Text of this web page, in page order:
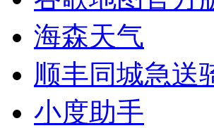
海森天气
顺丰同城急送
小度助手